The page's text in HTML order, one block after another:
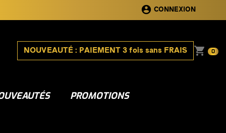
account_circle CONNEXION
NOUVEAUTÉ : PAIEMENT 3 fois sans FRAIS shopping_cart 0
PROMOTIONS